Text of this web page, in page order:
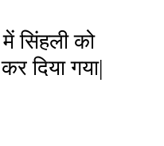
सिंहली को
दिया गया|